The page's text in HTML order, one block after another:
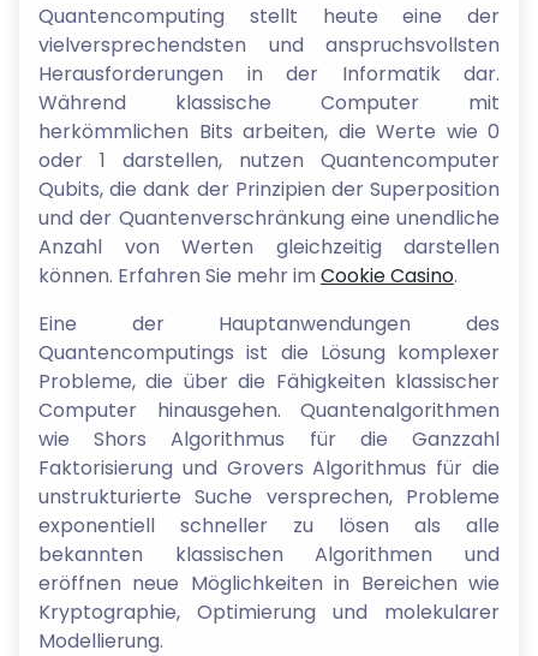
Quantencomputing stellt heute eine der
vielversprechendsten und anspruchsvollsten
Herausforderungen in der Informatik dar.
Während klassische Computer mit
herkömmlichen Bits arbeiten, die Werte wie 0
oder 1 darstellen, nutzen Quantencomputer
Qubits, die dank der Prinzipien der Superposition
und der Quantenverschränkung eine unendliche
Anzahl von Werten gleichzeitig darstellen
können. Erfahren Sie mehr im Cookie Casino.
Eine der Hauptanwendungen des
Quantencomputings ist die Lösung komplexer
Probleme, die über die Fähigkeiten klassischer
Computer hinausgehen. Quantenalgorithmen
wie Shors Algorithmus für die Ganzzahl
Faktorisierung und Grovers Algorithmus für die
unstrukturierte Suche versprechen, Probleme
exponentiell schneller zu lösen als alle
bekannten klassischen Algorithmen und
eröffnen neue Möglichkeiten in Bereichen wie
Kryptographie, Optimierung und molekularer
Modellierung.